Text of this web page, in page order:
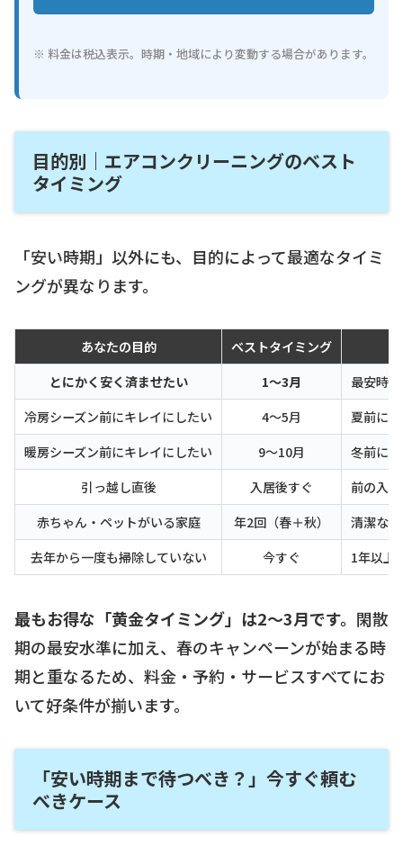
※ 料金は税込表示。時期・地域により変動する場合があります。
目的別｜エアコンクリーニングのベスト
タイミング
「安い時期」以外にも、目的によって最適なタイミ
ングが異なります。
あなたの目的
ベストタイミング
とにかく安く済ませたい
1〜3月
最安時
冷房シーズン前にキレイにしたい
4〜5月
夏前に
暖房シーズン前にキレイにしたい
9〜10月
冬前に
引っ越し直後
入居後すぐ
前の入
赤ちゃん・ペットがいる家庭
年2回（春＋秋）
清潔な
去年から一度も掃除していない
今すぐ 1年以上
最もお得な「黄金タイミング」は2〜3月です。 閑散
期の最安水準に加え、春のキャンペーンが始まる時
期と重なるため、料金・予約・サービスすべてにお
いて好条件が揃います。
「安い時期まで待つべき？」今すぐ頼む
べきケース